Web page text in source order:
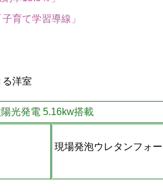
子育て学習導線」
洋室
光発電 5.16kw搭載
現場発泡ウレタンフォ